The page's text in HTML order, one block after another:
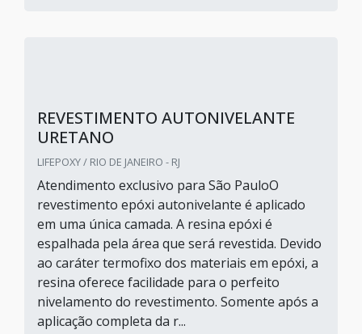
REVESTIMENTO AUTONIVELANTE
URETANO
LIFEPOXY / RIO DE JANEIRO - RJ
Atendimento exclusivo para São PauloO
revestimento epóxi autonivelante é aplicado
em uma única camada. A resina epóxi é
espalhada pela área que será revestida. Devido
ao caráter termofixo dos materiais em epóxi, a
resina oferece facilidade para o perfeito
nivelamento do revestimento. Somente após a
aplicação completa da r...